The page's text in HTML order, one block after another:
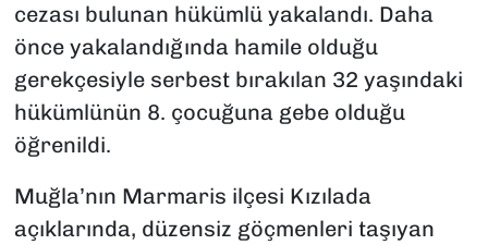
cezası bulunan hükümlü yakalandı. Daha
önce yakalandığında hamile olduğu
gerekçesiyle serbest bırakılan 32 yaşındaki
hükümlünün 8. çocuğuna gebe olduğu
öğrenildi.
Muğla’nın Marmaris ilçesi Kızılada
açıklarında, düzensiz göçmenleri taşıyan